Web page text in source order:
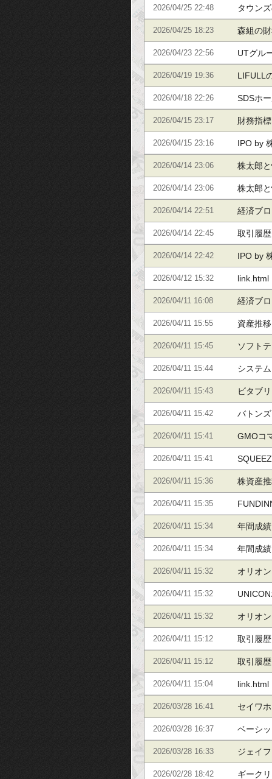
柄の財
2026/04/25 22:48 タウン
とめて
2026/04/25 18:23 森組の
ています
2026/04/23 22:56 UTグル
まとめ
2026/04/19 19:36 LIFULL
めてい
2026/04/18 22:26 SDSホ
財務指
2026/04/15 23:17 財務指
す
2026/04/15 23:16 IPO by
実績
2026/04/14 23:06 株太郎
IPO実績
2026/04/14 23:06 株太郎
IPO実績
2026/04/14 22:51 経済ブ
の視点
2026/04/14 22:45 取引履
取引履
2026/04/14 22:42 IPO by
実績
2026/04/12 15:32 link.html
2026/04/11 16:08 経済ブ
の視点
2026/04/11 15:55 資産推
資産推
2026/04/11 15:45 ソフト
2026/04/11 15:44 システ
2026/04/11 15:43 ビタブ
2026/04/11 15:42 バトン
2026/04/11 15:41 GMOコ
2026/04/11 15:41
2026/04/11 15:36 株資産
の株資
2026/04/11 15:35
郎の
2026/04/11 15:34 年間成
年間成
2026/04/11 15:34 年間成
年間成
2026/04/11 15:32 オリオ
2026/04/11 15:32
2026/04/11 15:32 オリオ
2026/04/11 15:12 取引履
取引履
2026/04/11 15:12 取引履
取引履
2026/04/11 15:04 link.html
2026/03/28 16:41 セイワ
2026/03/28 16:37 ベーシ
2026/03/28 16:33 ジェイ
2026/02/28 18:42 ギーク